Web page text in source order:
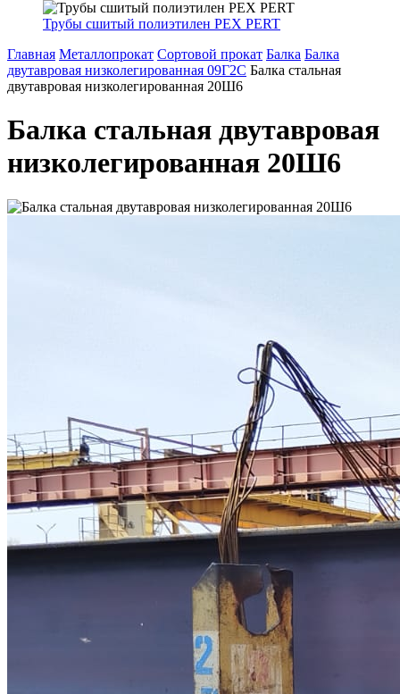
Трубы сшитый полиэтилен PEX PERT
Главная Металлопрокат Сортовой прокат Балка Балка
двутавровая низколегированная 09Г2С Балка стальная
двутавровая низколегированная 20Ш6
Балка стальная двутавровая
низколегированная 20Ш6